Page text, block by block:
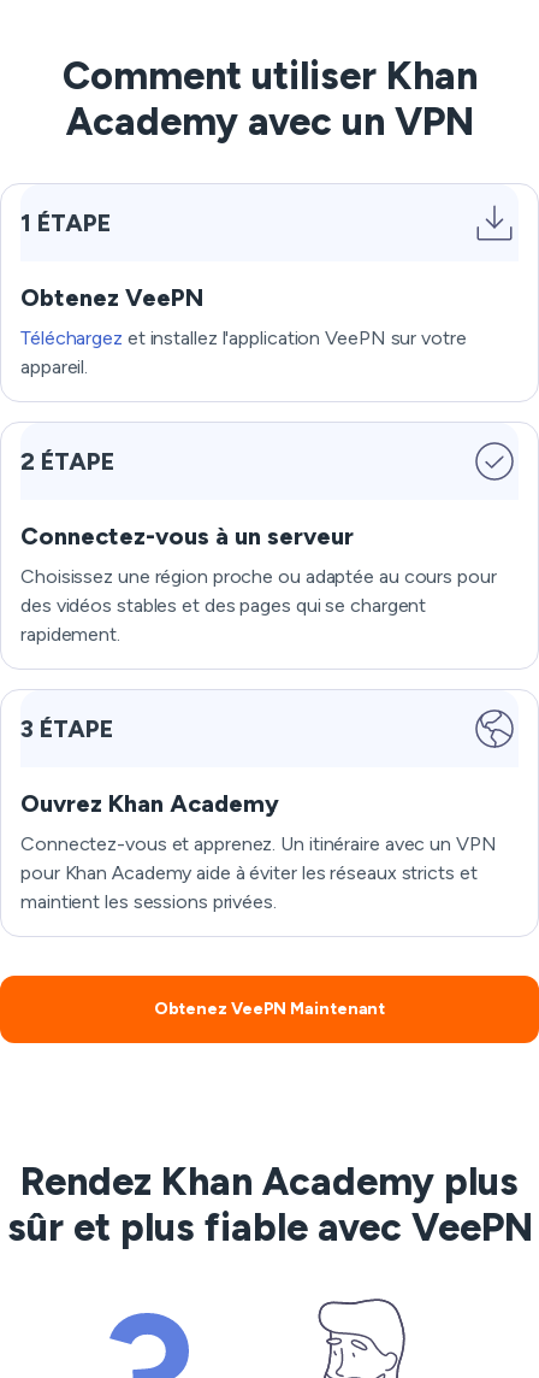
Comment utiliser Khan
Academy avec un VPN
1 ÉTAPE
Obtenez VeePN
Téléchargez et installez l'application VeePN sur votre
appareil.
2 ÉTAPE
Connectez-vous à un serveur
Choisissez une région proche ou adaptée au cours pour
des vidéos stables et des pages qui se chargent
rapidement.
3 ÉTAPE
Ouvrez Khan Academy
Connectez-vous et apprenez. Un itinéraire avec un VPN
pour Khan Academy aide à éviter les réseaux stricts et
maintient les sessions privées.
Obtenez VeePN Maintenant
Rendez Khan Academy plus
sûr et plus fiable avec VeePN